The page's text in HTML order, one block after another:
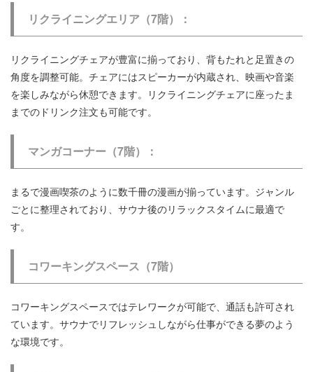
リクライニングエリア（7階） ：
リクライニングチェアが豊富に揃っており、背もたれと足置きの
角度を調整可能。チェアにはスピーカーが内蔵され、映画や音楽
を楽しみながら休憩できます。リクライニングチェアに座ったま
までのドリンク注文も可能です。
マンガコーナー（7階） ：
まるで漫画喫茶のように数千冊の漫画が揃っています。ジャンル
ごとに整理されており、サウナ後のリラックスタイムに最適で
す。
コワーキングスペース（7階）
コワーキングスペースではテレワークが可能で、通話も許可され
ています。サウナでリフレッシュしながら仕事ができる夢のよう
な環境です。